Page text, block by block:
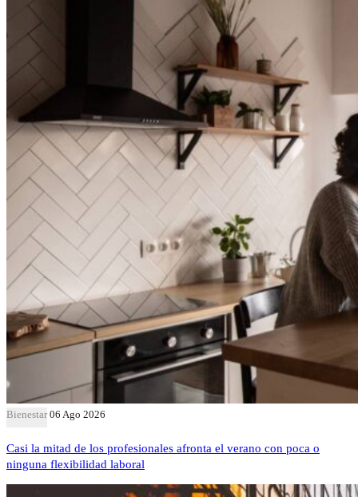
Bienestar 06 Ago 2026
Casi la mitad de los profesionales afronta el verano con poca o
ninguna flexibilidad laboral